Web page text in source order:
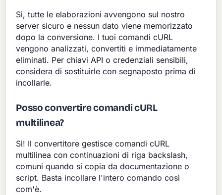
Sì, tutte le elaborazioni avvengono sul nostro
server sicuro e nessun dato viene memorizzato
dopo la conversione. I tuoi comandi cURL
vengono analizzati, convertiti e immediatamente
eliminati. Per chiavi API o credenziali sensibili,
considera di sostituirle con segnaposto prima di
incollarle.
Posso convertire comandi cURL
multilinea?
Sì! Il convertitore gestisce comandi cURL
multilinea con continuazioni di riga backslash,
comuni quando si copia da documentazione o
script. Basta incollare l'intero comando così
com'è.